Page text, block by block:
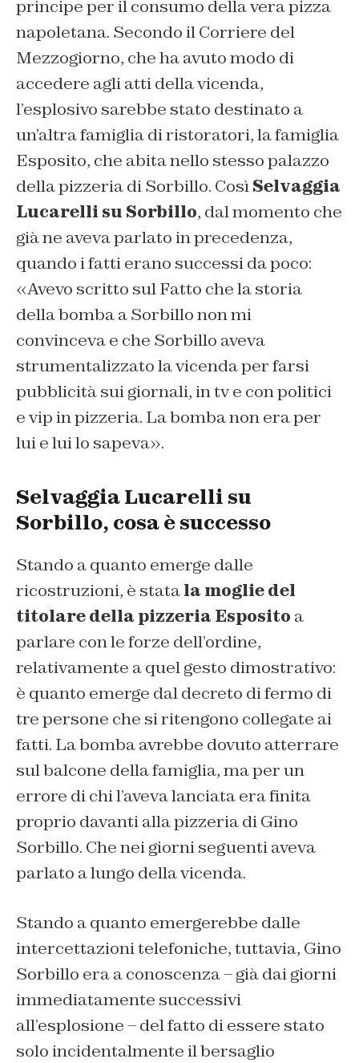
principe per il consumo della vera pizza
napoletana. Secondo ilCorriere del
Mezzogiorno, che ha avuto modo di
accedere agli atti della vicenda,
l’esplosivo sarebbe stato destinato a
un’altra famiglia di ristoratori, la famiglia
Esposito, che abita nello stesso palazzo
della pizzeria di Sorbillo. CosìSelvaggia
Lucarelli su Sorbillo, dal momento che
già ne aveva parlato in precedenza,
quando i fatti erano successi da poco:
«Avevo scritto sul Fatto che la storia
della bomba a Sorbillo non mi
convinceva e che Sorbillo aveva
strumentalizzato la vicenda per farsi
pubblicità sui giornali, in tv e con politici
e vip in pizzeria. La bomba non era per
lui e lui lo sapeva».
Selvaggia Lucarelli su
Sorbillo, cosa è successo
Stando a quanto emerge dalle
ricostruzioni, è statala moglie del
titolare della pizzeria Esposito a
parlare con le forze dell’ordine,
relativamente a quel gesto dimostrativo:
è quanto emerge dal decreto di fermo di
tre persone che si ritengono collegate ai
fatti. La bomba avrebbe dovuto atterrare
sul balcone della famiglia, ma per un
errore di chi l’aveva lanciata era finita
proprio davanti alla pizzeria di Gino
Sorbillo. Che nei giorni seguenti aveva
parlato a lungo della vicenda.
Stando a quanto emergerebbe dalle
intercettazioni telefoniche, tuttavia, Gino
Sorbillo era a conoscenza – già dai giorni
immediatamente successivi
all’esplosione – del fatto di essere stato
solo incidentalmente il bersaglio